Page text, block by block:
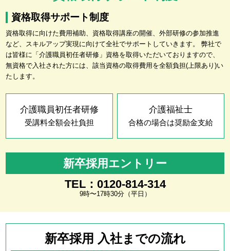
資格取得サポート制度
資格取得に向けた費用補助、資格取得講座の開催、外部研修の参加推進
など、スキルアップ実現に向けて全社でサポートしていきます。 弊社で
は皆様に「介護職員初任者研修」資格を取得いただいておりますので、
無資格で入社された方には、該当資格の取得費用を全額負担(上限あり)い
たします。
介護職員初任者研修
受講料全額会社負担
介護福祉士
合格の場合は奨励金支給
新卒採用エントリー
TEL：0120-814-314
9時〜17時30分（平日）
新卒採用 入社までの流れ